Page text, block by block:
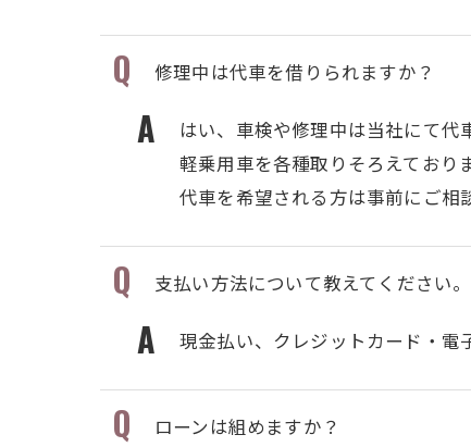
修理中は代車を借りられますか？
はい、車検や修理中は当社にて代
軽乗用車を各種取りそろえており
代車を希望される方は事前にご相
支払い方法について教えてください。
現金払い、クレジットカード・電
ローンは組めますか？